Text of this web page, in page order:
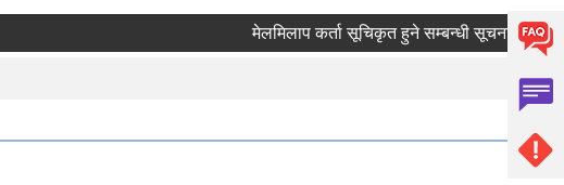
मेलमिलाप कर्ता सूचिकृत हुने सम्बन्धी सूचना । RIN